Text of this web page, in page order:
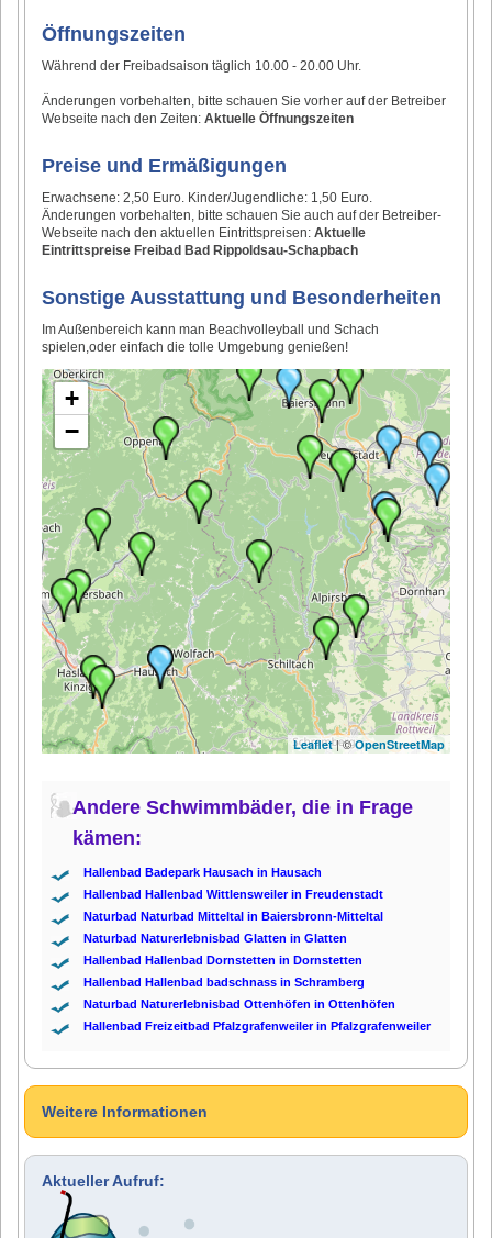
Öffnungszeiten
Während der Freibadsaison täglich 10.00 - 20.00 Uhr.
Änderungen vorbehalten, bitte schauen Sie vorher auf der Betreiber
Webseite nach den Zeiten:Aktuelle Öffnungszeiten
Preise und Ermäßigungen
Erwachsene: 2,50 Euro. Kinder/Jugendliche: 1,50 Euro.
Änderungen vorbehalten, bitte schauen Sie auch auf der Betreiber-
Webseite nach den aktuellen Eintrittspreisen:Aktuelle
Eintrittspreise Freibad Bad Rippoldsau-Schapbach
Sonstige Ausstattung und Besonderheiten
Im Außenbereich kann man Beachvolleyball und Schach
spielen,oder einfach die tolle Umgebung genießen!
+
−
Leaflet| ©OpenStreetMap
Andere Schwimmbäder, die in Frage
kämen:
Hallenbad Badepark Hausach in Hausach
Hallenbad Hallenbad Wittlensweiler in Freudenstadt
Naturbad Naturbad Mitteltal in Baiersbronn-Mitteltal
Naturbad Naturerlebnisbad Glatten in Glatten
Hallenbad Hallenbad Dornstetten in Dornstetten
Hallenbad Hallenbad badschnass in Schramberg
Naturbad Naturerlebnisbad Ottenhöfen in Ottenhöfen
Hallenbad Freizeitbad Pfalzgrafenweiler in Pfalzgrafenweiler
Weitere Informationen
Aktueller Aufruf: